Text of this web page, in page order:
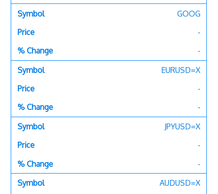
GOOG
-
-
EURUSD=X
-
-
JPYUSD=X
-
-
AUDUSD=X